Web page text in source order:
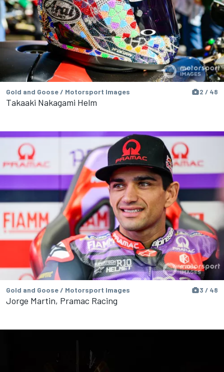
Gold and Goose / Motorsport Images 2 / 48
Takaaki Nakagami Helm
Gold and Goose / Motorsport Images 3 / 48
Jorge Martin, Pramac Racing